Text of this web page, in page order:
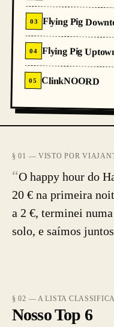
03 Flying Pig
04 Flying Pig
05 ClinkNOORD
§ 01 — VISTO POR
“O happy hour do
20 € na primeira
a 2 €, terminei
solo, e saímos
§ 02 — A LISTA
Nosso Top 6